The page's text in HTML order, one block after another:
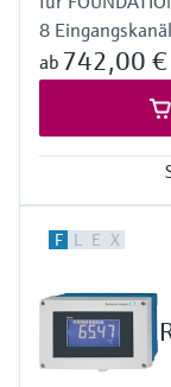
Schleifengespeist
8
ab 742,00 €
Foundation
Ausgang
Nicht definiert
Anzeige
Kontrastreiche,
F L E X